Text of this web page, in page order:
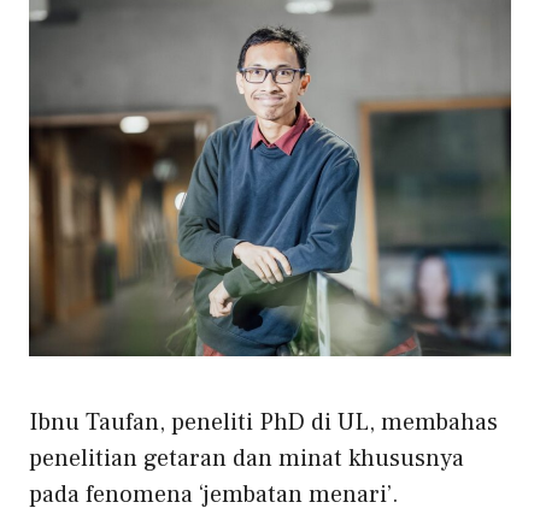
Ibnu Taufan, peneliti PhD di UL, membahas
penelitian getaran dan minat khususnya
pada fenomena ‘jembatan menari’.